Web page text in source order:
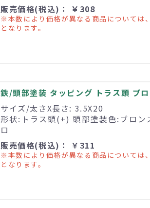
販売価格(税込)： ￥308
※本数により価格が異なる商品については
となります。
鉄/頭部塗装 タッピング トラス頭 ブ
サイズ/太さX長さ: 3.5X20
形状:トラス頭(+) 頭部塗装色:ブロン
ロ
販売価格(税込)： ￥311
※本数により価格が異なる商品については
となります。